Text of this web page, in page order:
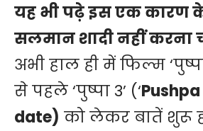
यह भी पढ़ेइस एक कारण
सलमान शादी नहीं करना
अभी हाल ही में फिल्म
से पहले ‘पुष्पा 3’ (‘Pushpa
date) को लेकर बातें शुरू